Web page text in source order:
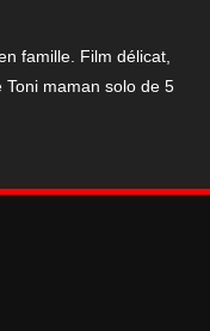
famille. Film délicat,
maman solo de 5